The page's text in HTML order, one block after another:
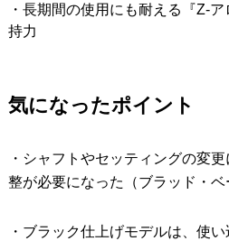
・長期間の使用にも耐える『Z-
持力
気になったポイント
・シャフトやセッティングの変
整が必要になった（ブラッド・ベ
・ブラック仕上げモデルは、使